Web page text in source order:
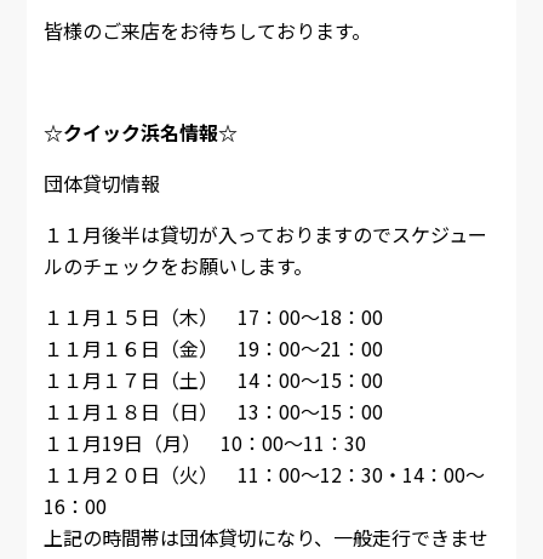
皆様のご来店をお待ちしております。
☆クイック浜名情報☆
団体貸切情報
１１月後半は貸切が入っておりますのでスケジュー
ルのチェックをお願いします。
１１月１５日（木） 17：00～18：00
１１月１６日（金） 19：00～21：00
１１月１７日（土） 14：00～15：00
１１月１８日（日） 13：00～15：00
１１月19日（月） 10：00～11：30
１１月２０日（火） 11：00～12：30・14：00～
16：00
上記の時間帯は団体貸切になり、一般走行できませ